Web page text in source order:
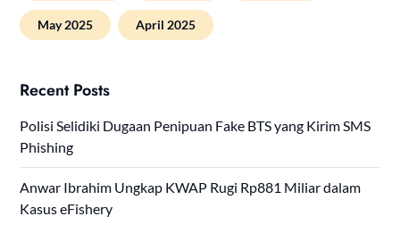
May 2025 April 2025
Recent Posts
Polisi Selidiki Dugaan Penipuan Fake BTS yang Kirim SMS
Phishing
Anwar Ibrahim Ungkap KWAP Rugi Rp881 Miliar dalam
Kasus eFishery